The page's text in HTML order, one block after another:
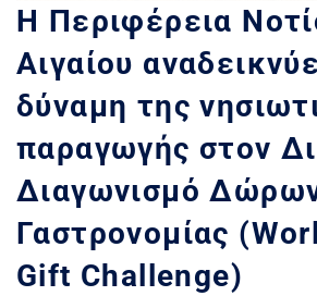
Η Περιφέρεια
Αιγαίου
δύναμη της
παραγωγής στον
Διαγωνισμό
Γαστρονομίας
Gift Challenge)